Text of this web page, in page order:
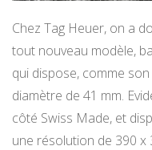
Chez Tag Heuer, on a
tout nouveau modèle,
qui dispose, comme
diamètre de 41 mm.
côté Swiss Made, et
une résolution de 390 x